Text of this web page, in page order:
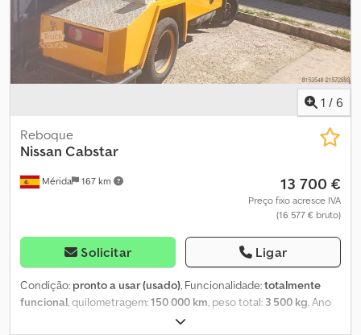
1 / 6
Mérida 167 km
Reboque
Nissan Cabstar
13 700 €
Preço fixo acresce IVA
(16 577 € bruto)
Solicitar Ligar
Condição: pronto a usar (usado), Funcionalidade:totalmente
funcional, quilometragem:150 000 km, peso total: 3 500 kg, Ano
, Vende-se grua NISSAN CABSTAR com grua